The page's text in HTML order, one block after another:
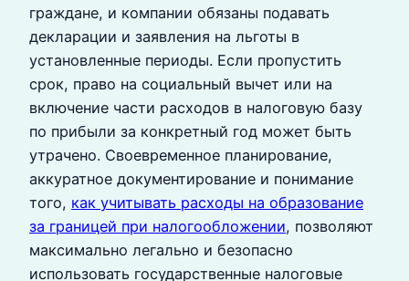
граждане, и компании обязаны подавать
декларации и заявления на льготы в
установленные периоды. Если пропустить
срок, право на социальный вычет или на
включение части расходов в налоговую базу
по прибыли за конкретный год может быть
утрачено. Своевременное планирование,
аккуратное документирование и понимание
того, как учитывать расходы на образование
за границей при налогообложении, позволяют
максимально легально и безопасно
использовать государственные налоговые